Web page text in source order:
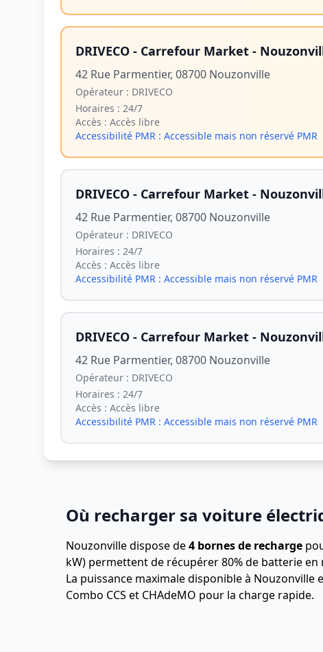
DRIVECO - Carrefour Market -
42 Rue Parmentier, 08700 Nouzonville
Opérateur : DRIVECO
Horaires : 24/7
Accès : Accès libre
Accessibilité PMR : Accessible mais non réservé PMR
DRIVECO - Carrefour Market -
42 Rue Parmentier, 08700 Nouzonville
Opérateur : DRIVECO
Horaires : 24/7
Accès : Accès libre
Accessibilité PMR : Accessible mais non réservé PMR
DRIVECO - Carrefour Market -
42 Rue Parmentier, 08700 Nouzonville
Opérateur : DRIVECO
Horaires : 24/7
Accès : Accès libre
Accessibilité PMR : Accessible mais non réservé PMR
Où recharger sa voiture
Nouzonville dispose de4 bornes de recharge
kW) permettent de récupérer 80% de batterie en
La puissance maximale disponible à Nouzonville
Combo CCS et CHAdeMO pour la charge rapide.